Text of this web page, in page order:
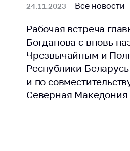
данных
Новости
24.11.2023 Все новости
Рабочая встреча
Богданова с вновь
Чрезвычайным и
Республики
и по
Северная